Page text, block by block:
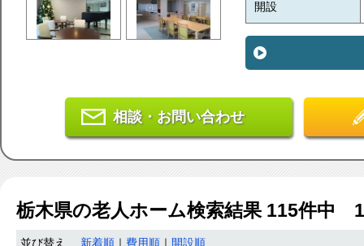
開設
相談・お問い合わせ
栃木県の老人ホーム検索結果 115件中 1
並び替え 新着順 費用順 開設順